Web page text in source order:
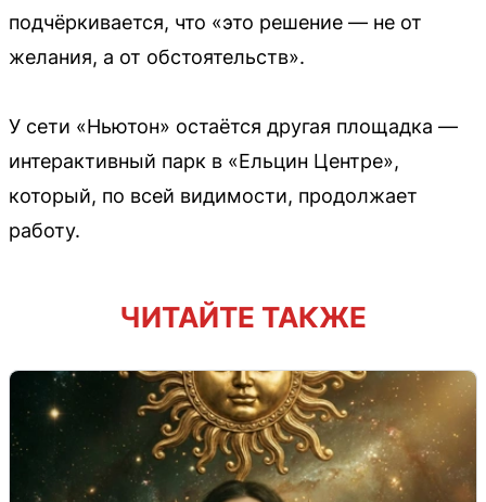
подчёркивается, что «это решение — не от
желания, а от обстоятельств».
У сети «Ньютон» остаётся другая площадка —
интерактивный парк в «Ельцин Центре»,
который, по всей видимости, продолжает
работу.
ЧИТАЙТЕ ТАКЖЕ